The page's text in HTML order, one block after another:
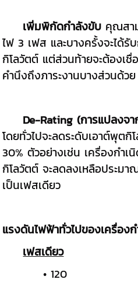
เพิ่มพิกัดกำลังขับ คุณสา
ไฟ 3 เฟส และบางครั้งจะได้
กิโลวัตต์ แต่ส่วนท้ายจะต้องเ
คำนึงถึงภาระงานบางส่วนด้ว
De-Rating (การแปลงจา
โดยทั่วไปจะลดระดับเอาต์พุต
30% ตัวอย่างเช่น เครื่องกำ
กิโลวัตต์ จะลดลงเหลือประม
เป็นเฟสเดียว
แรงดันไฟฟ้าทั่วไปของเครื่อง
เฟสเดียว
• 120